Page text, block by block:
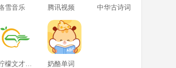
雪音乐 腾讯视频 中华古诗词
奶酪单词